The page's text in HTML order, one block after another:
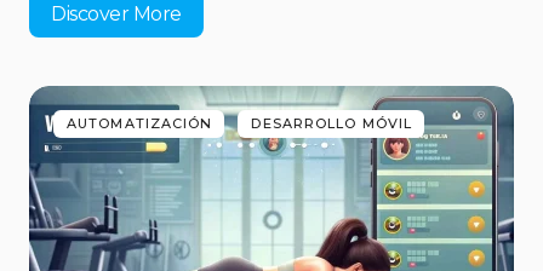
Discover More
AUTOMATIZACIÓN DESARROLLO MÓVIL